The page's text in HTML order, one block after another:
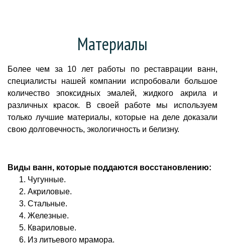
Материалы
Более чем за 10 лет работы по реставрации ванн,
специалисты нашей компании испробовали большое
количество эпоксидных эмалей, жидкого акрила и
различных красок. В своей работе мы используем
только лучшие материалы, которые на деле доказали
свою долговечность, экологичность и белизну.
Виды ванн, которые поддаются восстановлению:
Чугунные.
Акриловые.
Стальные.
Железные.
Квариловые.
Из литьевого мрамора.